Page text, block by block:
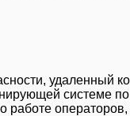
удаленный
системе